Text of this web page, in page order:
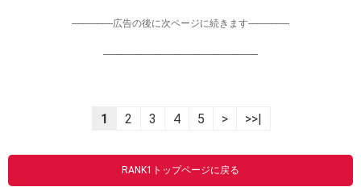
-----------------広告の後に次ページに続きます-----------------
----------------------------------------------------------------
1 2 3 4 5 > >>|
RANK1トップページに戻る